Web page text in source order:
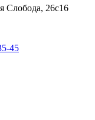
Слобода, 26с16
45